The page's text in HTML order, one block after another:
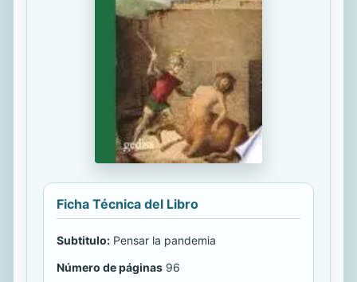
Ficha Técnica del Libro
Subtitulo: Pensar la pandemia
Número de páginas 96